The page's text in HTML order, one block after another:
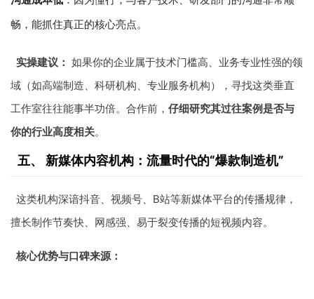
畅，能抓住真正的核心亮点。
实操建议： 如果你的企业属于技术门槛高、业务专业性强的领
域（如高端制造、科研机构、专业服务机构），寻找这类垂直
工作室往往能事半功倍。合作前， 仔细研究其过往案例是否与
你的行业高度相关。
五、 新媒体内容机构：流量时代的“爆款制造机”
这类机构深谙抖音、视频号、B站等新媒体平台的传播规律，
擅长制作节奏快、网感强、易于裂变传播的短视频内容。
核心优势与口碑来源：